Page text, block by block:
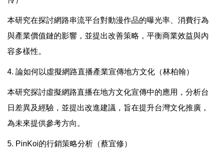
本研究在探討網路串流平台對動漫作品的曝光率、消費行為
與產業價值鏈的影響，並提出改善策略，平衡商業效益與內
容多樣性。
4. 論如何以虛擬網路直播產業宣傳地方文化（林柏翰）
本研究探討虛擬網路直播在地方文化宣傳中的應用，分析台
日差異及經驗，並提出改進建議，旨在提升台灣文化推廣，
為未來提供參考方向。
5. PinKoi的行銷策略分析（蔡宜修）